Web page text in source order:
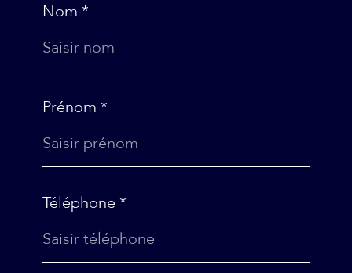
Nom *
Prénom *
Téléphone *